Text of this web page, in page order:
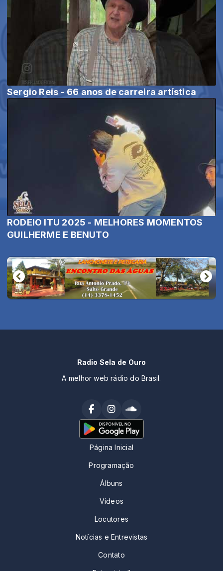
Sergio Reis - 66 anos de carreira artística
RODEIO ITU 2025 - MELHORES MOMENTOS
GUILHERME E BENUTO
Radio Sela de Ouro
A melhor web rádio do Brasil.
Página Inicial
Programação
Álbuns
Vídeos
Locutores
Notícias e Entrevistas
Contato